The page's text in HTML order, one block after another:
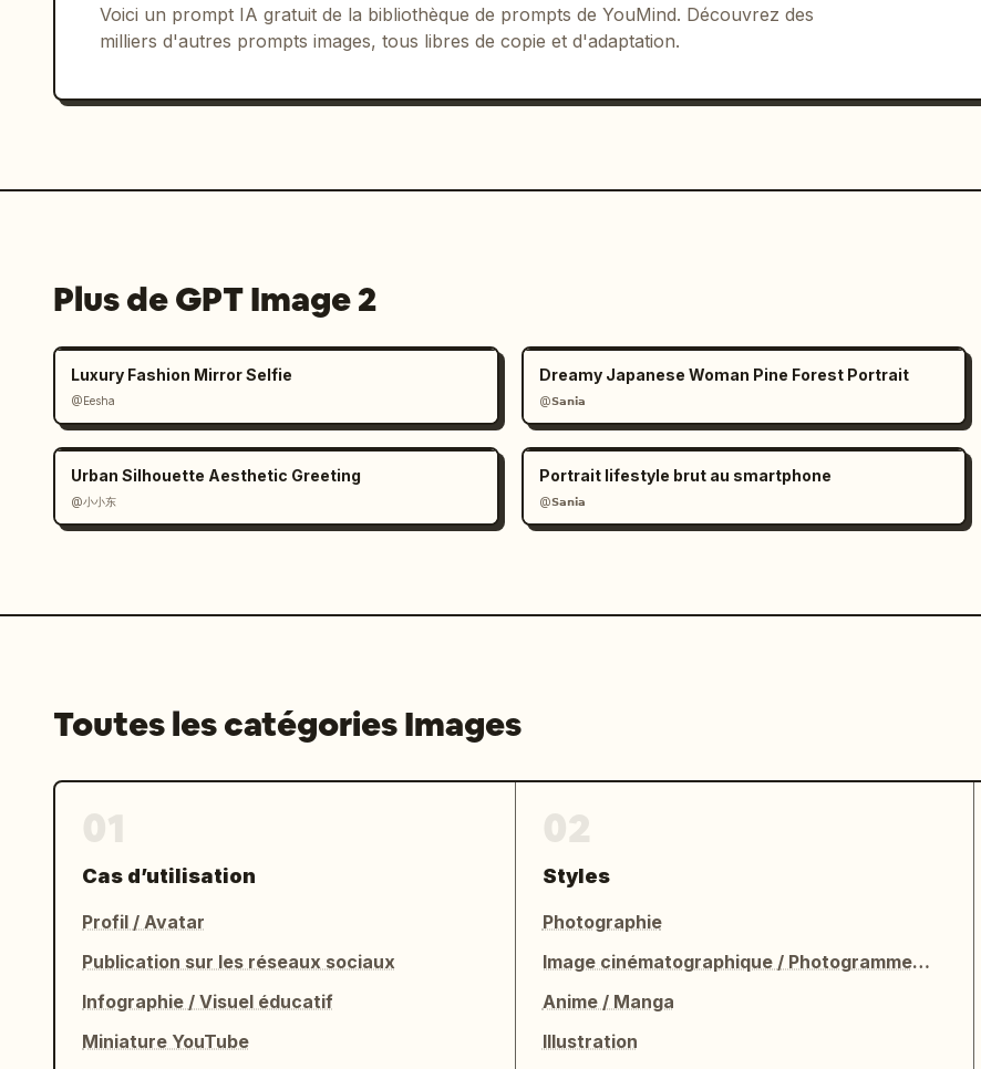
Voici un prompt IA gratuit de la bibliothèque de prompts de YouMind. Découvrez des
milliers d'autres prompts images, tous libres de copie et d'adaptation.
Plus de GPT Image 2
Luxury Fashion Mirror Selfie
@Eesha
Dreamy Japanese Woman Pine Forest Portrait
@𝗦𝗮𝗻𝗶𝗮
Urban Silhouette Aesthetic Greeting
@小小东
Portrait lifestyle brut au smartphone
@𝗦𝗮𝗻𝗶𝗮
Toutes les catégories Images
Cas d’utilisation
Profil / Avatar
Publication sur les réseaux sociaux
Infographie / Visuel éducatif
Miniature YouTube
Styles
Photographie
Image cinématographique / Photogramme de film
Anime / Manga
Illustration